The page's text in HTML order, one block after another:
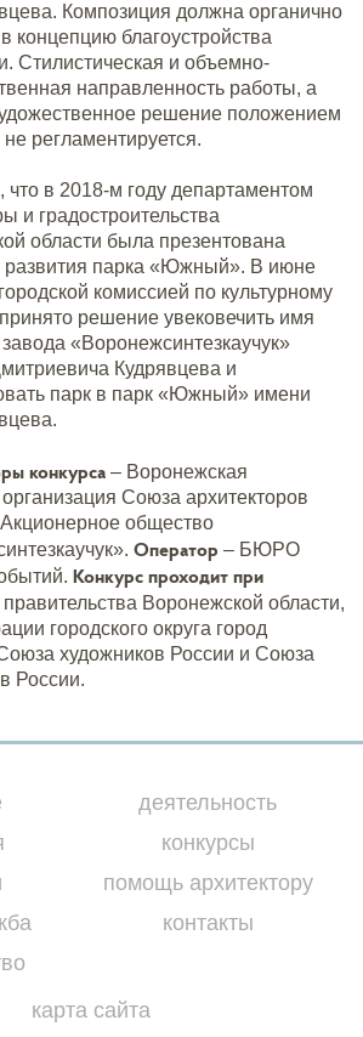
Композиция должна органично
концепцию благоустройства
Стилистическая и объемно-
направленность работы, а
решение положением
не регламентируется.
в 2018-м году департаментом
и градостроительства
области была презентована
развития парка «Южный». В июне
комиссией по культурному
решение увековечить имя
«Воронежсинтезкаучук»
Кудрявцева и
парк в парк «Южный» имени
конкурса – Воронежская
Союза архитекторов
общество
Оператор – БЮРО
Конкурс проходит при
правительства Воронежской области,
городского округа город
художников России и Союза
России.
деятельность
конкурсы
помощь архитектору
контакты
карта сайта